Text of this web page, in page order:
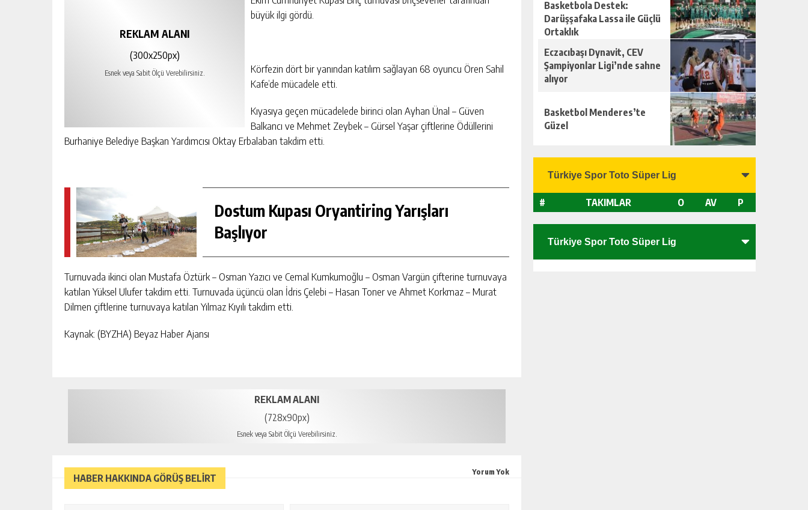
REKLAM ALANI
(300x250px)
Esnek veya Sabit Ölçü Verebilirsiniz.
büyük ilgi gördü.
Körfezin dört bir yanından katılım sağlayan 68 oyuncu Ören Sahil
Kafe’de mücadele etti.
Kıyasıya geçen mücadelede birinci olan Ayhan Ünal – Güven
Balkancı ve Mehmet Zeybek – Gürsel Yaşar çiftlerine Ödüllerini
Burhaniye Belediye Başkan Yardımcısı Oktay Erbalaban takdim etti.
Dostum Kupası Oryantiring Yarışları
Başlıyor
Turnuvada ikinci olan Mustafa Öztürk – Osman Yazıcı ve Cemal Kumkumoğlu – Osman Vargün çifterine turnuvaya
katılan Yüksel Ulufer takdim etti. Turnuvada üçüncü olan İdris Çelebi – Hasan Toner ve Ahmet Korkmaz – Murat
Dilmen çiftlerine turnuvaya katılan Yılmaz Kıyılı takdim etti.
Kaynak: (BYZHA) Beyaz Haber Ajansı
REKLAM ALANI
(728x90px)
Esnek veya Sabit Ölçü Verebilirsiniz.
HABER HAKKINDA GÖRÜŞ BELİRT
Yorum Yok
Basketbola Destek:
Darüşşafaka Lassa ile Güçlü
Ortaklık
Eczacıbaşı Dynavit, CEV
Şampiyonlar Ligi’nde sahne
alıyor
Basketbol Menderes’te
Güzel
# TAKIMLAR O AV P